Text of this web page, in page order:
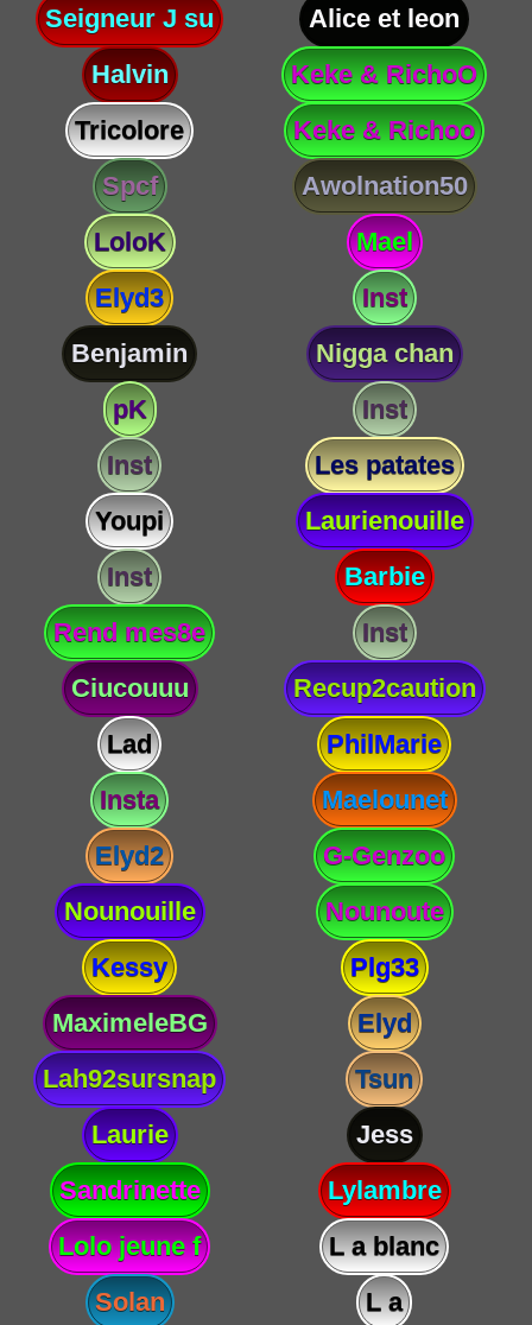
Seigneur J su
Alice et leon
Halvin
Keke & RichoO
Tricolore
Keke & Richoo
Spcf
Awolnation50
LoloK
Mael
Elyd3
Inst
Benjamin
Nigga chan
pK
Inst
Inst
Les patates
Youpi
Laurienouille
Inst
Barbie
Rend mes8e
Inst
Ciucouuu
Recup2caution
Lad
PhilMarie
Insta
Maelounet
Elyd2
G-Genzoo
Nounouille
Nounoute
Kessy
Plg33
MaximeleBG
Elyd
Lah92sursnap
Tsun
Laurie
Jess
Sandrinette
Lylambre
Lolo jeune f
L a blanc
Solan
L a